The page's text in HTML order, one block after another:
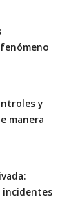
y
manera